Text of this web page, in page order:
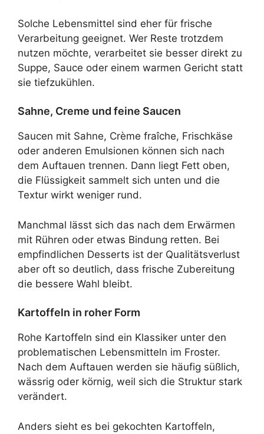
Solche Lebensmittel sind eher für frische
Verarbeitung geeignet. Wer Reste trotzdem
nutzen möchte, verarbeitet sie besser direkt zu
Suppe, Sauce oder einem warmen Gericht statt
sie tiefzukühlen.
Sahne, Creme und feine Saucen
Saucen mit Sahne, Crème fraîche, Frischkäse
oder anderen Emulsionen können sich nach
dem Auftauen trennen. Dann liegt Fett oben,
die Flüssigkeit sammelt sich unten und die
Textur wirkt weniger rund.
Manchmal lässt sich das nach dem Erwärmen
mit Rühren oder etwas Bindung retten. Bei
empfindlichen Desserts ist der Qualitätsverlust
aber oft so deutlich, dass frische Zubereitung
die bessere Wahl bleibt.
Kartoffeln in roher Form
Rohe Kartoffeln sind ein Klassiker unter den
problematischen Lebensmitteln im Froster.
Nach dem Auftauen werden sie häufig süßlich,
wässrig oder körnig, weil sich die Struktur stark
verändert.
Anders sieht es bei gekochten Kartoffeln,